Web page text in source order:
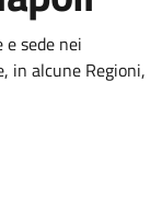
sede nei
in alcune Regioni,